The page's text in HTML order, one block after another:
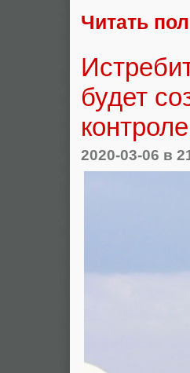
Читать
будет
2020-03-06 в